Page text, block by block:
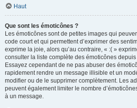
Haut
Que sont les émoticônes ?
Les émoticônes sont de petites images qui
code court et qui permettent d’exprimer des
exprime la joie, alors qu’au contraire, « :( »
consulter la liste complète des émoticônes
Essayez cependant de ne pas abuser des
rapidement rendre un message illisible et un
modifier ou de le supprimer complètement. Les
peuvent également limiter le nombre
à un message.